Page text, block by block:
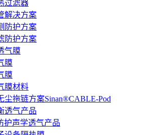
过滤器
解决方案
防护方案
防护方案
气膜
膜
膜
膜材料
尘拖链方案Sinan®CABLE-Pod
透气产品
护声学透气产品